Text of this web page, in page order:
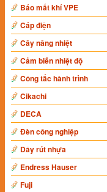
Báo mất khí VPE
Cáp điện
Cây nâng nhiệt
Cảm biến nhiệt độ
Công tắc hành trình
Cikachi
DECA
Đèn công nghiệp
Dây rút nhựa
Endress Hauser
Fuji